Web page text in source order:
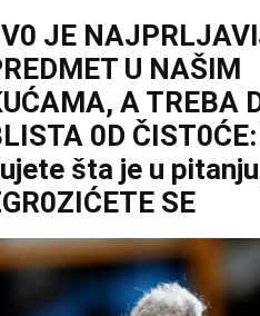
JE
U NAŠlM
A TREBA
0D
šta je u
SE